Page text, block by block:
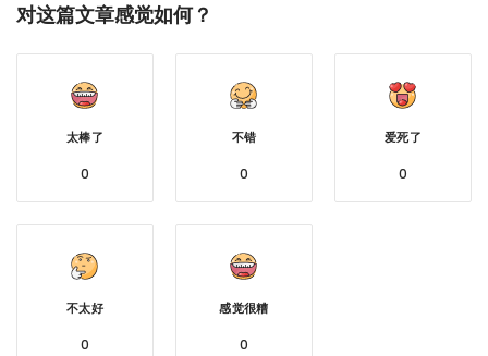
对这篇文章感觉如何？
太棒了
0
不错
0
爱死了
0
不太好
0
感觉很糟
0